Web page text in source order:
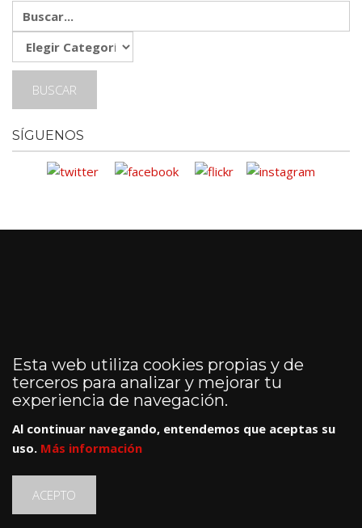
SÍGUENOS
Esta web utiliza cookies propias y de
terceros para analizar y mejorar tu
experiencia de navegación.
Al continuar navegando, entendemos que aceptas su
uso. Más información
ACEPTO